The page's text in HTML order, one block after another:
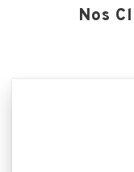
Nos